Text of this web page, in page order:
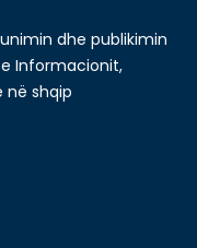
dhe publikimin
Informacionit,
në shqip